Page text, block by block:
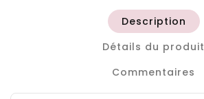
Description
Détails du produit
Commentaires